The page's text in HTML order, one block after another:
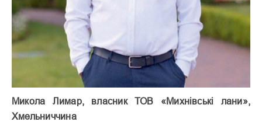
Микола Лимар, власник ТОВ «Михнівські лани»,
Хмельниччина